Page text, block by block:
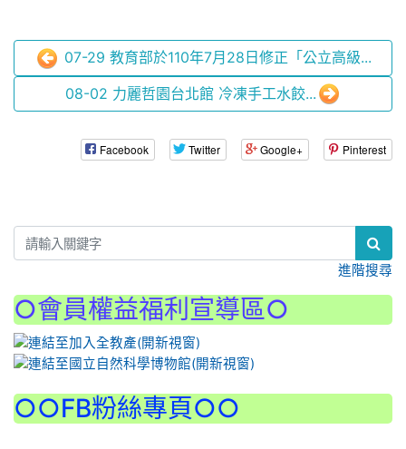
07-29 教育部於110年7月28日修正「公立高級...
08-02 力麗哲園台北館 冷凍手工水餃...
Facebook Twitter Google+ Pinterest
進階搜尋
○會員權益福利宣導區○
○○FB粉絲專頁○○